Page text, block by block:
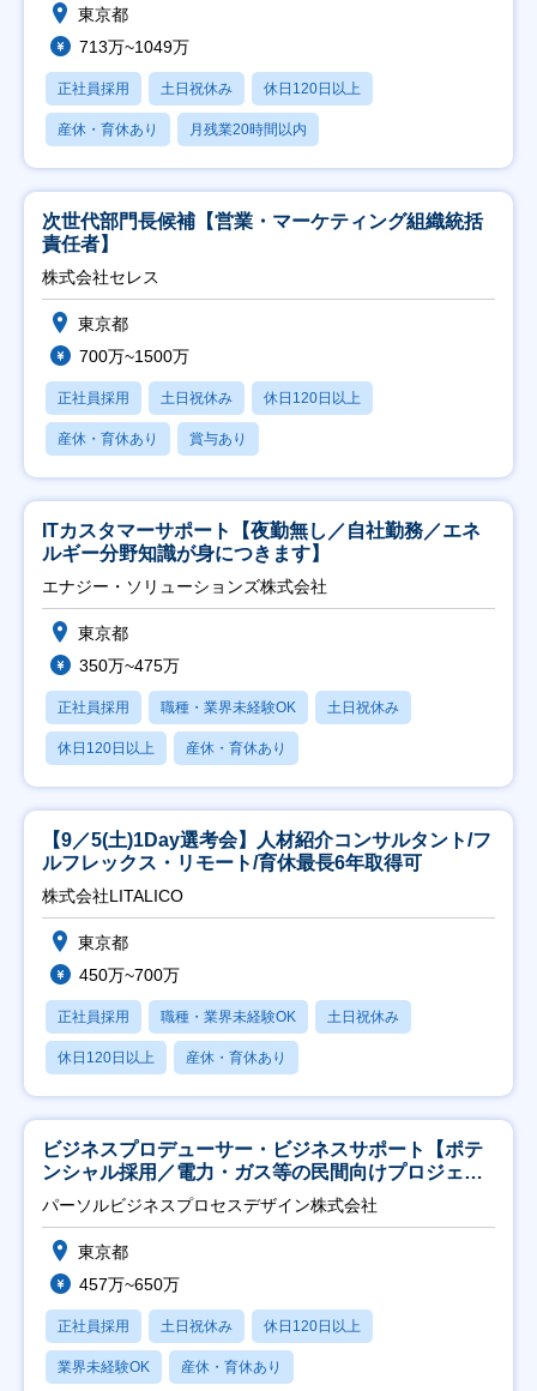
東京都
713万~1049万
正社員採用 土日祝休み 休日120日以上
産休・育休あり 月残業20時間以内
次世代部門長候補【営業・マーケティング組織統括
責任者】
株式会社セレス
東京都
700万~1500万
正社員採用 土日祝休み 休日120日以上
産休・育休あり 賞与あり
ITカスタマーサポート【夜勤無し／自社勤務／エネ
ルギー分野知識が身につきます】
エナジー・ソリューションズ株式会社
東京都
350万~475万
正社員採用 職種・業界未経験OK 土日祝休み
休日120日以上 産休・育休あり
【9／5(土)1Day選考会】人材紹介コンサルタント/フ
ルフレックス・リモート/育休最長6年取得可
株式会社LITALICO
東京都
450万~700万
正社員採用 職種・業界未経験OK 土日祝休み
休日120日以上 産休・育休あり
ビジネスプロデューサー・ビジネスサポート【ポテ
ンシャル採用／電力・ガス等の民間向けプロジェク
ト推進】
パーソルビジネスプロセスデザイン株式会社
東京都
457万~650万
正社員採用 土日祝休み 休日120日以上
業界未経験OK 産休・育休あり